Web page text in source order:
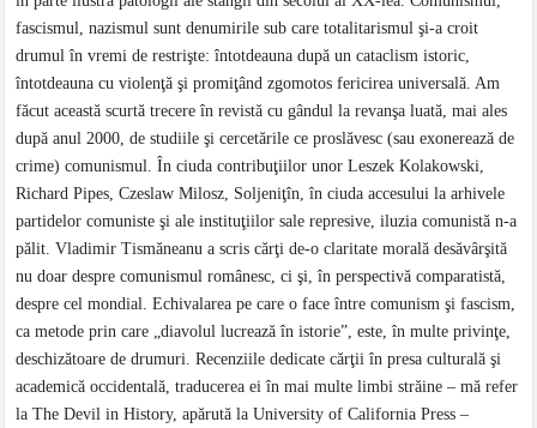
fascismul, nazismul sunt denumirile sub care totalitarismul şi-a croit
drumul în vremi de restrişte: întotdeauna după un cataclism istoric,
întotdeauna cu violenţă şi promiţând zgomotos fericirea universală. Am
făcut această scurtă trecere în revistă cu gândul la revanşa luată, mai ales
după anul 2000, de studiile şi cercetările ce proslăvesc (sau exonerează de
crime) comunismul. În ciuda contribuţiilor unor Leszek Kolakowski,
Richard Pipes, Czeslaw Milosz, Soljeniţîn, în ciuda accesului la arhivele
partidelor comuniste şi ale instituţiilor sale represive, iluzia comunistă n-a
pălit. Vladimir Tismăneanu a scris cărţi de-o claritate morală desăvârşită
nu doar despre comunismul românesc, ci şi, în perspectivă comparatistă,
despre cel mondial. Echivalarea pe care o face între comunism şi fascism,
ca metode prin care „diavolul lucrează în istorie”, este, în multe privinţe,
deschizătoare de drumuri. Recenziile dedicate cărţii în presa culturală şi
academică occidentală, traducerea ei în mai multe limbi străine – mă refer
la The Devil in History, apărută la University of California Press –